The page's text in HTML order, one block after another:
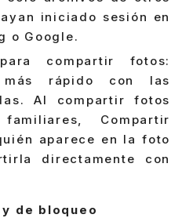
iniciado sesión en
o Google.
compartir fotos:
más rápido con las
Al compartir fotos
Compartir
aparece en la foto
directamente con
de bloqueo